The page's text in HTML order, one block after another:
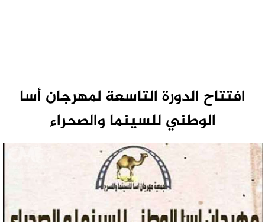
افتتاح الدورة التاسعة لمهرجان أسا
الوطني للسينما والصحراء